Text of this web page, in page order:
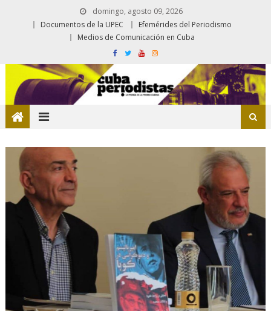
domingo, agosto 09, 2026
Documentos de la UPEC
Efemérides del Periodismo
Medios de Comunicación en Cuba